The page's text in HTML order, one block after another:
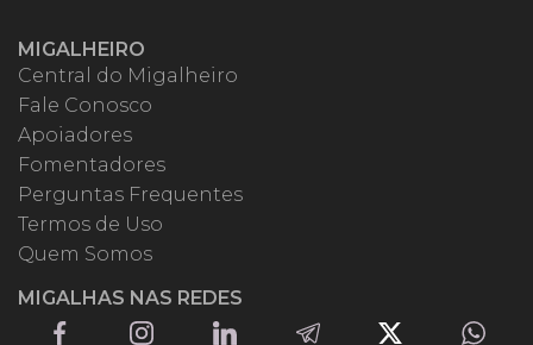
MIGALHEIRO
Central do Migalheiro
Fale Conosco
Apoiadores
Fomentadores
Perguntas Frequentes
Termos de Uso
Quem Somos
MIGALHAS NAS REDES